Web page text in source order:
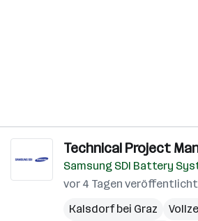
Technical Project
Samsung SDI Battery
vor 4 Tagen veröffentlicht
Kalsdorf bei Graz